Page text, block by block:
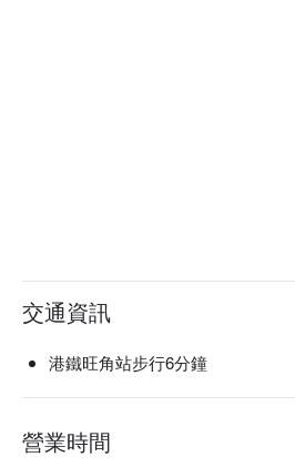
交通資訊
港鐵旺角站步行6分鐘
營業時間